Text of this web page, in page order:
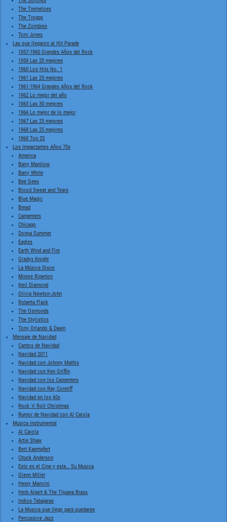
The Tremeloes
The Troggs
The Zombies
Tom Jones
Las que llegaron al Hit Parade
1957-1960 Grandes Años del Rock
1959 Las 20 mejores
1960 Los Hits No. 1
1961 Las 25 mejores
1961-1964 Grandes Años del Rock
1962 Lo mejor del año
1963 Las 30 mejores
1966 Lo mejor de lo mejor
1967 Las 25 mejores
1968 Las 25 mejores
1969 Top 25
Los Impactantes Años 70s
America
Barry Manilow
Barry White
Bee Gees
Blood Sweat and Tears
Blue Magic
Bread
Carpenters
Chicago
Donna Summer
Eagles
Earth Wind and Fire
Gladys Knight
La Música Disco
Minnie Riperton
Neil Diamond
Olivia Newton-John
Roberta Flack
The Osmonds
The Stylistics
Tony Orlando & Dawn
Mensaje de Navidad
Cantos de Navidad
Navidad 2011
Navidad con Johnny Mathis
Navidad con Ken Griffin
Navidad con los Carpenters
Navidad con Ray Conniff
Navidad en los 60s
Rock 'n' Roll Christmas
Rumor de Navidad con Al Caiola
Musica Instrumental
Al Caiola
Artie Shaw
Bert Kaempfert
Chuck Anderson
Esto es el Cine y esta… Su Musica
Glenn Miller
Henry Mancini
Herb Alpert & The Tijuana Brass
Indios Tabajaras
La Musica que llego para quedarse
Percussive Jazz